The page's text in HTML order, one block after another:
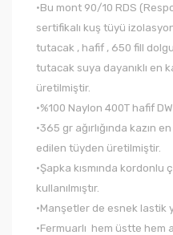
•Bu mont 90/10 RDS
sertifikalı kuş tüyü
tutacak , hafif , 650 fill
tutacak suya dayanıklı en
üretilmiştir.
•%100 Naylon 400T hafif
•365 gr ağırlığında kazın
edilen tüyden üretilmiştir.
•Şapka kısmında
kullanılmıştır.
•Manşetler de esnek lastik
•Fermuarlı hem üstte